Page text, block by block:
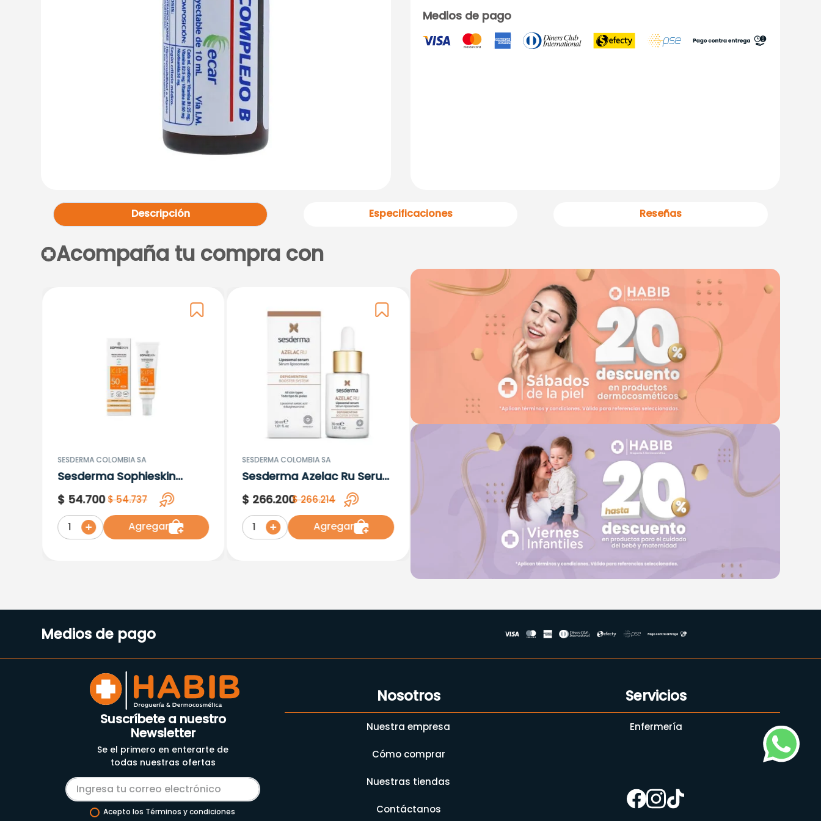
Medios de pago
Descripción Especificaciones Reseñas
Acompaña tu compra con
SESDERMA COLOMBIA SA
Sesderma Sophieskin
Proteccion Facial Kids
Hypoallergenic Spf 500
Moisturising
$ 54.700$54.737
1 Agregar
SESDERMA COLOMBIA SA
Sesderma Azelac Ru Serum
Liposomal x 30ml
$ 266.200$266.214
1 Agregar
Medios de pago
Suscríbete a nuestro
Newsletter
Se el primero en enterarte de
todas nuestras ofertas
Acepto los Términos y condiciones
Nosotros
Nuestra empresa
Cómo comprar
Nuestras tiendas
Contáctanos
Servicios
Enfermería